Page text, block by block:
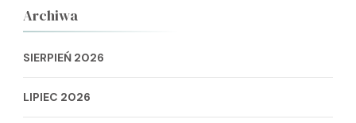
Archiwa
SIERPIEŃ 2026
LIPIEC 2026